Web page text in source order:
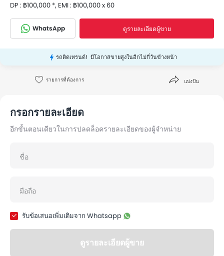
DP : ฿100,000 *, EMI : ฿100,000 x 60
WhatsApp ดูรายละเอียดผู้ขาย
รถติดเทรนด์! มีโอกาสขายสูงในอีกไม่กี่วันข้างหน้า
รายการที่ต้องการ แบ่งปัน